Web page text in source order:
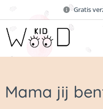
Gratis
Mama jij